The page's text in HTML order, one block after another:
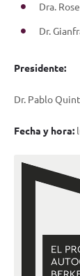
Dra.
Dr.
Presidente:
Dr. Pablo
Fecha y hora: